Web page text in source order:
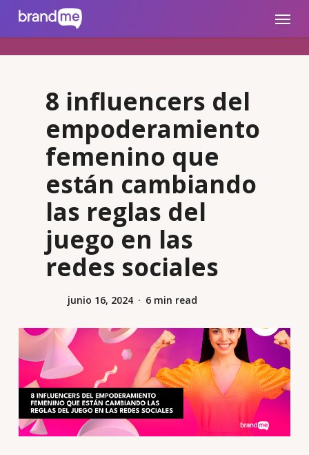
brandme.la Menu
8 influencers del
empoderamiento
femenino que
están cambiando
las reglas del
juego en las
redes sociales
junio 16, 2024 6 min read